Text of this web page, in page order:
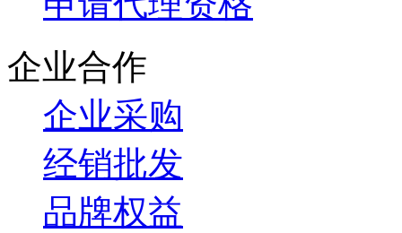
企业合作
企业采购
经销批发
品牌权益